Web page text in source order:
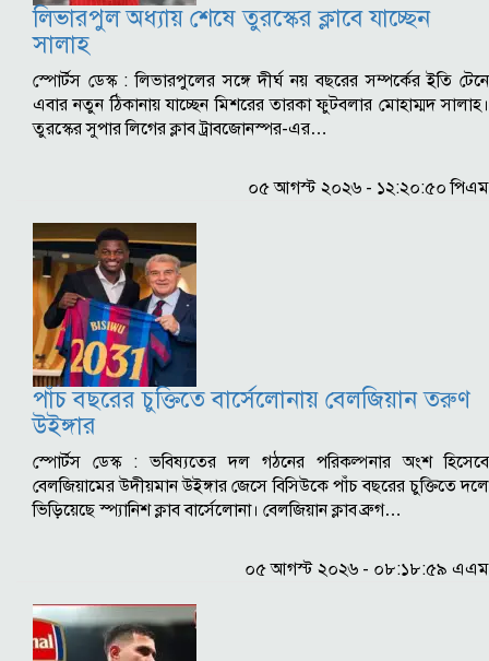
লিভারপুল অধ্যায় শেষে তুরস্কের ক্লাবে যাচ্ছেন
সালাহ
স্পোর্টস ডেস্ক : লিভারপুলের সঙ্গে দীর্ঘ নয় বছরের সম্পর্কের ইতি টেনে
এবার নতুন ঠিকানায় যাচ্ছেন মিশরের তারকা ফুটবলার মোহাম্মদ সালাহ।
তুরস্কের সুপার লিগের ক্লাব ট্রাবজোনস্পর-এর…
০৫ আগস্ট ২০২৬ - ১২:২০:৫০ পিএম
পাঁচ বছরের চুক্তিতে বার্সেলোনায় বেলজিয়ান তরুণ
উইঙ্গার
স্পোর্টস ডেস্ক : ভবিষ্যতের দল গঠনের পরিকল্পনার অংশ হিসেবে
বেলজিয়ামের উদীয়মান উইঙ্গার জেসে বিসিউকে পাঁচ বছরের চুক্তিতে দলে
ভিড়িয়েছে স্প্যানিশ ক্লাব বার্সেলোনা। বেলজিয়ান ক্লাব ব্রুগ…
০৫ আগস্ট ২০২৬ - ০৮:১৮:৫৯ এএম